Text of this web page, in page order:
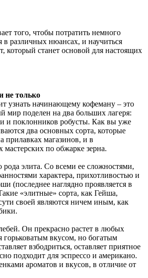
того, чтобы потратить немного
в различных нюансах, и научиться
который станет основой для настоящих
не только
узнать начинающему кофеману – это
мир поделен на два больших лагеря:
и поклонников робусты. Как вы уже
два основных сорта, которые
прилавках магазинов, и в
по обжарке зерна.
рода элита. Со всеми ее сложностями,
характера, прихотливостью и
(последнее наглядно проявляется в
«элитные» сорта, как Гейша,
своей являются ничем иным, как
Он прекрасно растет в любых
горьковатым вкусом, но богатым
взбодриться, оставляет приятное
подходит для эспрессо и американо.
ароматов и вкусов, в отличие от